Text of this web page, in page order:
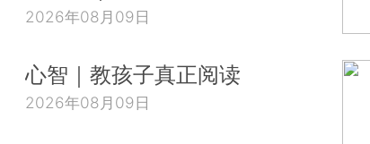
2026年08月09日
心智｜教孩子真正阅读
2026年08月09日